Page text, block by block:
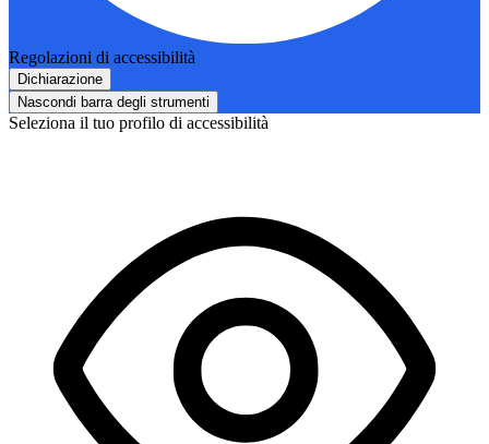
Regolazioni di accessibilità
Dichiarazione
Nascondi barra degli strumenti
Seleziona il tuo profilo di accessibilità